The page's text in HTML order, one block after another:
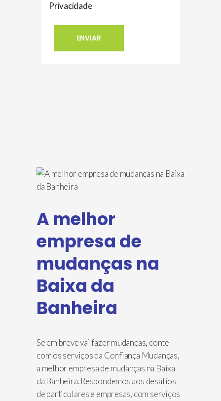
Privacidade
A melhor
empresa de
mudanças na
Baixa da
Banheira
Se em breve vai fazer mudanças, conte
com os serviços da Confiança Mudanças,
a melhor empresa de mudanças na Baixa
da Banheira. Respondemos aos desafios
de particulares e empresas, com serviços